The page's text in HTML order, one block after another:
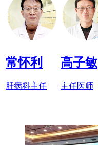
常怀利
肝病科主任
高子敏
主任医师